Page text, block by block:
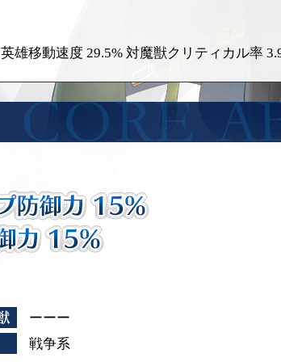
英雄移動速度 29.5% 対魔獣クリティカル率
ーーー
戦争系